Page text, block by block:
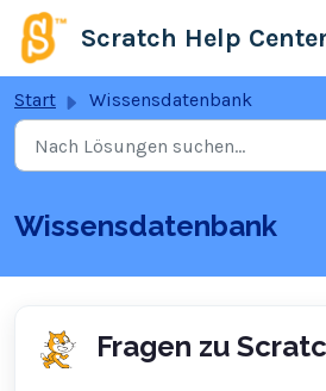
Zum hauptsächlichen Inhalt gehen
Scratch Help
Start Wissensdatenbank
Wissensdatenbank
Fragen zu